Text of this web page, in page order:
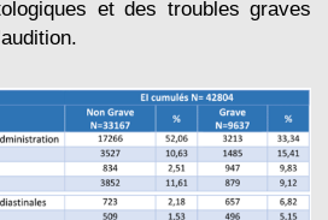
et des troubles graves